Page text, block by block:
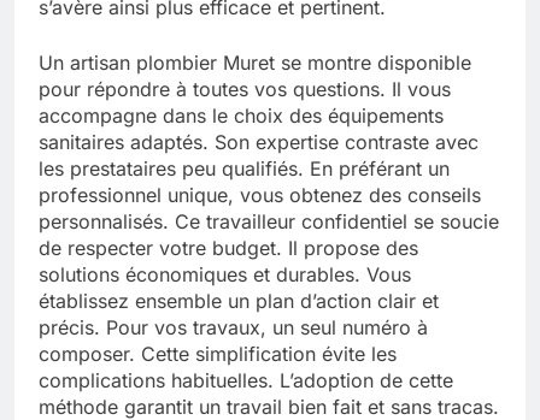
s’avère ainsi plus efficace et pertinent.
Un artisan plombier Muret se montre disponible
pour répondre à toutes vos questions. Il vous
accompagne dans le choix des équipements
sanitaires adaptés. Son expertise contraste avec
les prestataires peu qualifiés. En préférant un
professionnel unique, vous obtenez des conseils
personnalisés. Ce travailleur confidentiel se soucie
de respecter votre budget. Il propose des
solutions économiques et durables. Vous
établissez ensemble un plan d’action clair et
précis. Pour vos travaux, un seul numéro à
composer. Cette simplification évite les
complications habituelles. L’adoption de cette
méthode garantit un travail bien fait et sans tracas.